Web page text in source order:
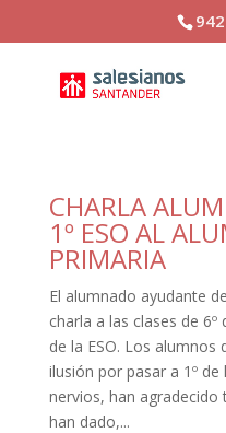
CHARLA
1º ESO AL
PRIMARIA
El alumnado ayudante
charla a las clases de
de la ESO. Los alumnos
ilusión por pasar a 1º de
nervios, han
han dado,...